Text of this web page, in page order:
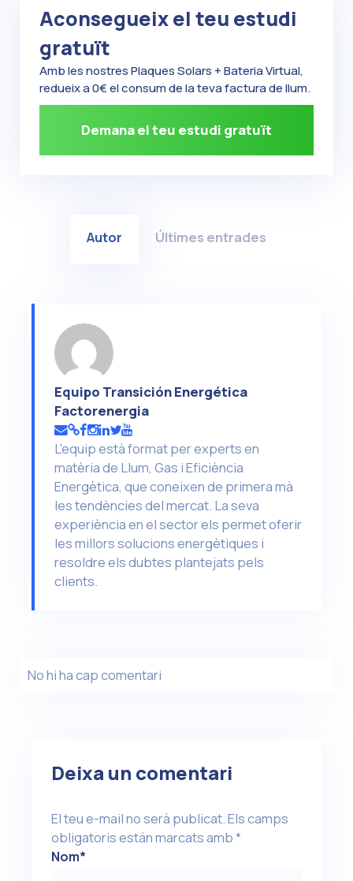
Aconsegueix el teu estudi
gratuït
Amb les nostres Plaques Solars + Bateria Virtual,
redueix a 0€ el consum de la teva factura de llum.
Demana el teu estudi gratuït
Autor Últimes entrades
Equipo Transición Energética
Factorenergia
L'equip està format per experts en
matèria de Llum, Gas i Eficiència
Energètica, que coneixen de primera mà
les tendències del mercat. La seva
experiència en el sector els permet oferir
les millors solucions energètiques i
resoldre els dubtes plantejats pels
clients.
No hi ha cap comentari
Deixa un comentari
El teu e-mail no serà publicat.Els camps
obligatoris están marcats amb*
Nom*